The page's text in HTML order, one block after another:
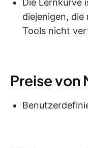
Die Lernkurve
diejenigen,
Tools nicht
Preise von